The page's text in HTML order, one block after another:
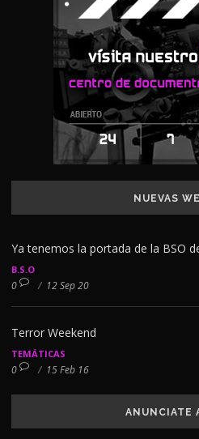
NUEVAS
Ya tenemos la portada de la BSO
B.S.O
0 / 12 Sep 20
Terror Weekend
TEMÁTICAS
0 / 15 Feb 16
ANUNCIATE